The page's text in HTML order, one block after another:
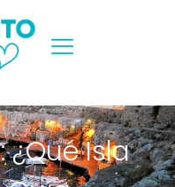
¿Qué Isla